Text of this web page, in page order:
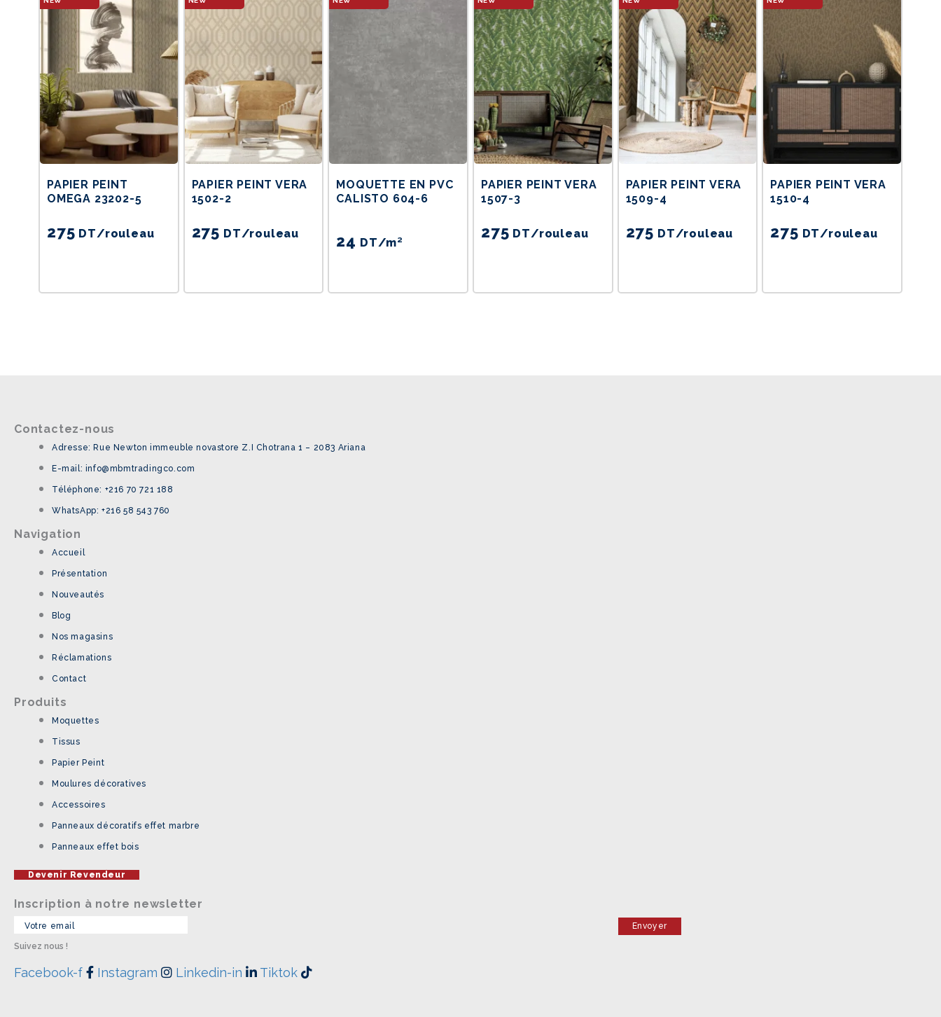
PAPIER PEINT
OMEGA 23202-5
275 DT/rouleau
PAPIER PEINT VERA
1502-2
275 DT/rouleau
MOQUETTE EN PVC
CALISTO 604-6
24 DT/m²
PAPIER PEINT VERA
1507-3
275 DT/rouleau
PAPIER PEINT VERA
1509-4
275 DT/rouleau
PAPIER PEINT VERA
1510-4
275 DT/rouleau
Contactez-nous
Adresse: Rue Newton immeuble novastore Z.I Chotrana 1 – 2083 Ariana
E-mail: info@mbmtradingco.com
Téléphone: +216 70 721 188
WhatsApp: +216 58 543 760
Navigation
Accueil
Présentation
Nouveautés
Blog
Nos magasins
Réclamations
Contact
Produits
Moquettes
Tissus
Papier Peint
Moulures décoratives
Accessoires
Panneaux décoratifs effet marbre
Panneaux effet bois
Devenir Revendeur
Inscription à notre newsletter
Suivez nous !
Facebook-f Instagram Linkedin-in Tiktok